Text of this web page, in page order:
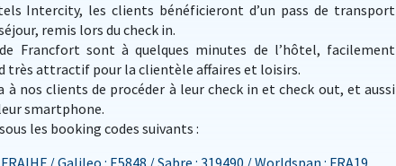
Intercity, les clients bénéficieront d’un pass de transport
remis lors du check in.
Francfort sont à quelques minutes de l’hôtel, facilement
très attractif pour la clientèle affaires et loisirs.
nos clients de procéder à leur check in et check out, et aussi
smartphone.
les booking codes suivants :
/ Galileo : E5848 / Sabre : 319490 / Worldspan : FRA19